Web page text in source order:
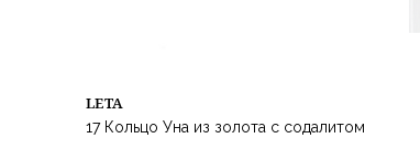
LETA
17 Кольцо Уна из золота с содалитом